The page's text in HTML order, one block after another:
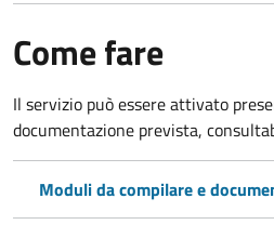
Come fare
Il servizio può essere attivato
documentazione prevista,
Moduli da compilare e